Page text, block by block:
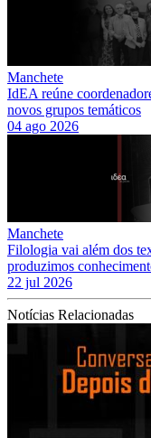
Manchete
IdEA reúne
novos grupos temáticos
04 ago 2026
Manchete
Filologia vai além dos
produzimos
22 jul 2026
Notícias Relacionadas